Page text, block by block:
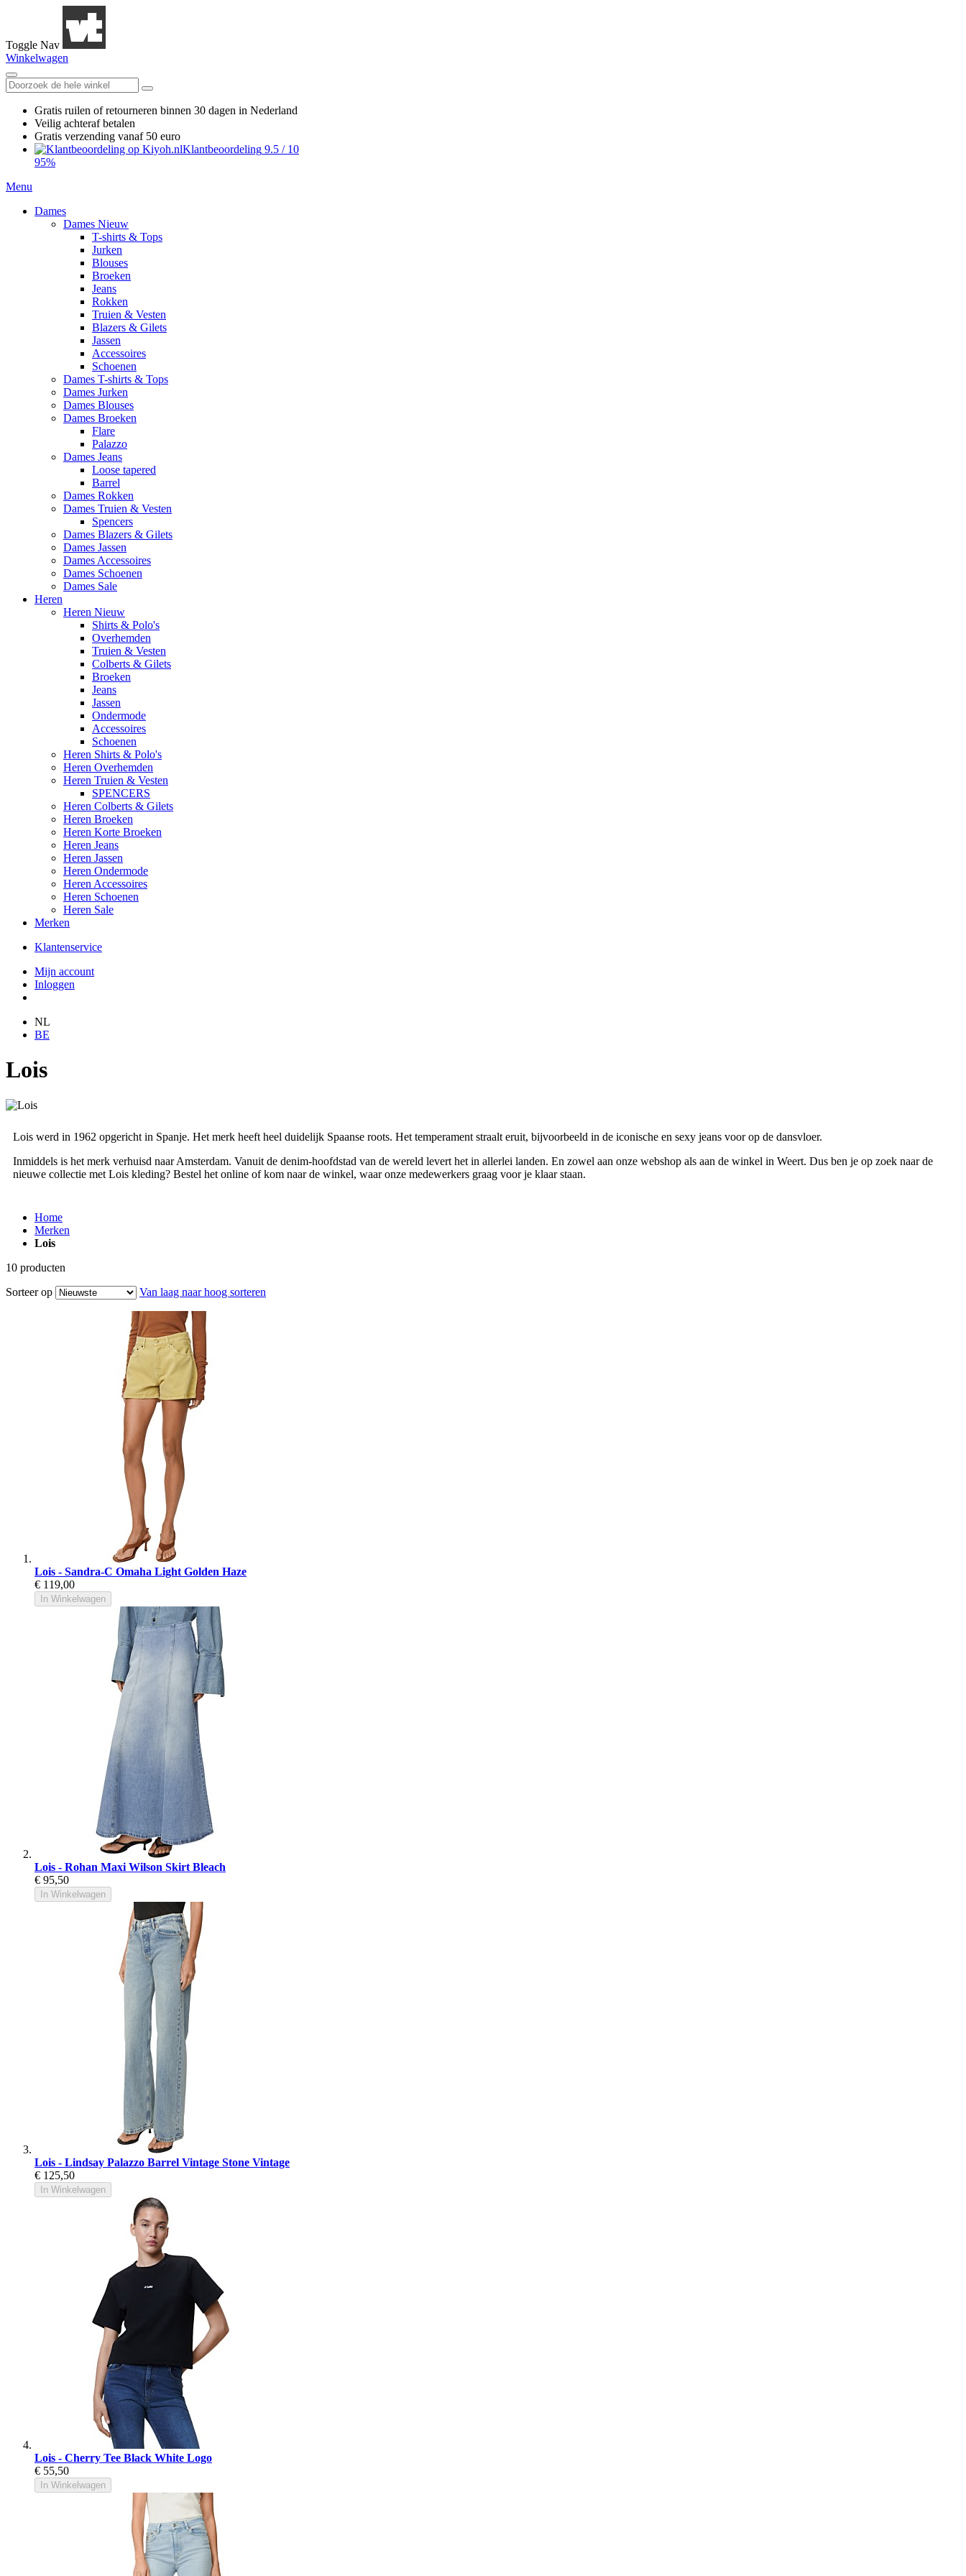
Toggle Nav
Winkelwagen
Gratis ruilen of retourneren binnen 30 dagen in Nederland
Veilig achteraf betalen
Gratis verzending vanaf 50 euro
Klantbeoordeling 9.5 / 10
95%
Menu
Dames
Dames Nieuw
T-shirts & Tops
Jurken
Blouses
Broeken
Jeans
Rokken
Truien & Vesten
Blazers & Gilets
Jassen
Accessoires
Schoenen
Dames T-shirts & Tops
Dames Jurken
Dames Blouses
Dames Broeken
Flare
Palazzo
Dames Jeans
Loose tapered
Barrel
Dames Rokken
Dames Truien & Vesten
Spencers
Dames Blazers & Gilets
Dames Jassen
Dames Accessoires
Dames Schoenen
Dames Sale
Heren
Heren Nieuw
Shirts & Polo's
Overhemden
Truien & Vesten
Colberts & Gilets
Broeken
Jeans
Jassen
Ondermode
Accessoires
Schoenen
Heren Shirts & Polo's
Heren Overhemden
Heren Truien & Vesten
SPENCERS
Heren Colberts & Gilets
Heren Broeken
Heren Korte Broeken
Heren Jeans
Heren Jassen
Heren Ondermode
Heren Accessoires
Heren Schoenen
Heren Sale
Merken
Klantenservice
Mijn account
Inloggen
NL
BE
Lois
Lois werd in 1962 opgericht in Spanje. Het merk heeft heel duidelijk Spaanse roots. Het temperament straalt eruit, bijvoorbeeld in de iconische en sexy jeans voor op de dansvloer.
Inmiddels is het merk verhuisd naar Amsterdam. Vanuit de denim-hoofdstad van de wereld levert het in allerlei landen. En zowel aan onze webshop als aan de winkel in Weert. Dus ben je op zoek naar de
nieuwe collectie met Lois kleding? Bestel het online of kom naar de winkel, waar onze medewerkers graag voor je klaar staan.
Home
Merken
Lois
10 producten
Sorteer op
Van laag naar hoog sorteren
Lois - Sandra-C Omaha Light Golden Haze
€ 119,00
In Winkelwagen
Lois - Rohan Maxi Wilson Skirt Bleach
€ 95,50
In Winkelwagen
Lois - Lindsay Palazzo Barrel Vintage Stone Vintage
€ 125,50
In Winkelwagen
Lois - Cherry Tee Black White Logo
€ 55,50
In Winkelwagen